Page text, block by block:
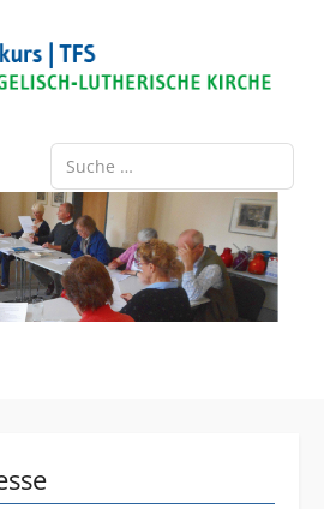
Suchen